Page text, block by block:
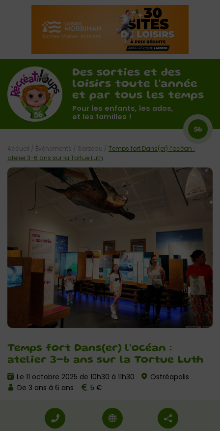
Des sorties et des
loisirs toute l'année
et par tous les temps
Pour les enfants, les ados,
et les familles !
56
Temps fort Dans(er) l’océan :
atelier 3-6 ans sur la Tortue Luth
Le 11 octobre 2025 de 10h30 à 11h30
Ostréapolis
De 3 ans à 6 ans
5 €
Accueil / Évènements / Sarzeau / Temps fort Dans(er) l’océan :
atelier 3-6 ans sur la Tortue Luth